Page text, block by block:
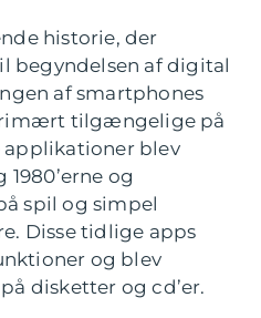
historie, der
begyndelsen af digital
af smartphones
tilgængelige på
applikationer blev
1980’erne og
spil og simpel
Disse tidlige apps
og blev
disketter og cd’er.